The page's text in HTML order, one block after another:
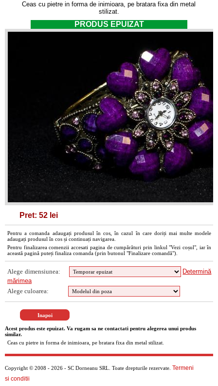
Ceas cu pietre in forma de inimioara, pe bratara fixa din metal
stilizat.
PRODUS EPUIZAT
Pret: 52 lei
Pentru a comanda adaugați produsul în cos, în cazul în care doriți mai multe modele
adaugați produsul în cos și continuați navigarea.
Pentru finalizarea comenzii accesati pagina de cumpărături prin linkul "Vezi coșul", iar în
această pagină puteți finaliza comanda (prin butonul "Finalizare comandă").
Alege dimensiunea:
Determină
mărimea
Alege culoarea:
Acest produs este epuizat. Va rugam sa ne contactati pentru alegerea unui produs
similar.
Ceas cu pietre in forma de inimioara, pe bratara fixa din metal stilizat.
Copyright © 2008 - 2026 - SC Dorneanu SRL. Toate drepturile rezervate. Termeni
si conditii